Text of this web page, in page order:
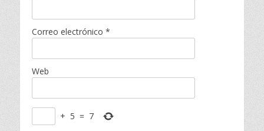
Correo electrónico *
Web
+ 5 = 7